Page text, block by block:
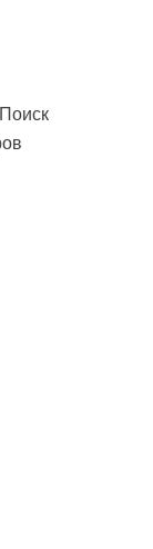
Поиск